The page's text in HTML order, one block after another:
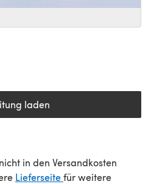
laden
(öffnet sich in einem neuen
in den Versandkosten
Lieferseite(öffnet sich in
für weitere